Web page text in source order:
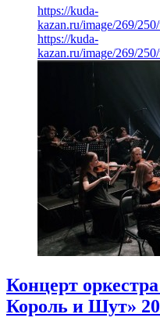
https://kuda-
kazan.ru/image/269/
https://kuda-
kazan.ru/image/269/
Концерт
Король и Шут»